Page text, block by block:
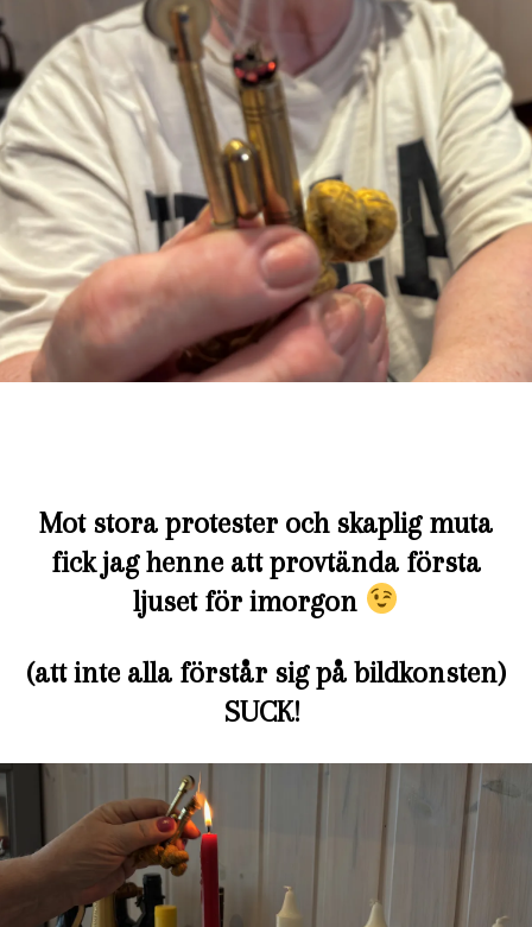
Mot stora protester och skaplig muta
fick jag henne att provtända första
ljuset för imorgon
(att inte alla förstår sig på bildkonsten)
SUCK!